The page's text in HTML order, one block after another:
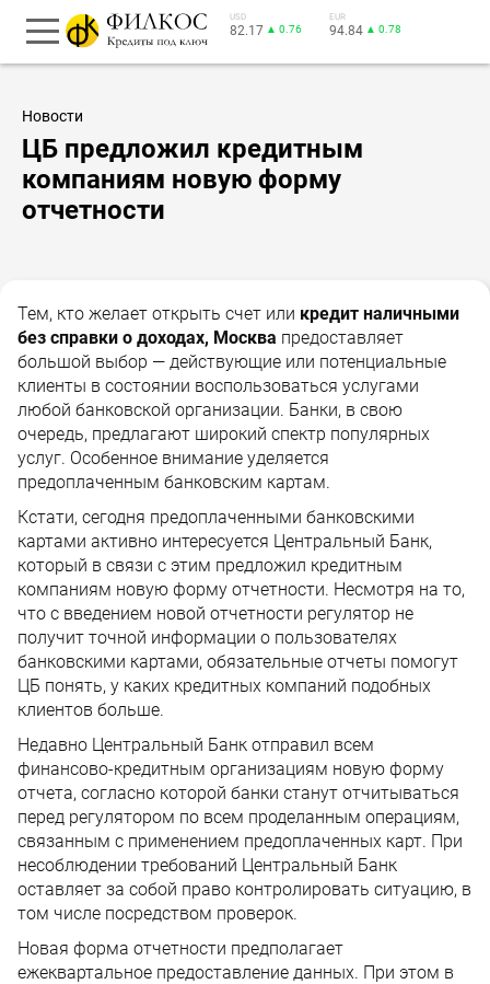
USD
82.17 ▲ 0.76
EUR
94.84 ▲ 0.78
Новости
ЦБ предложил кредитным
компаниям новую форму
отчетности
Тем, кто желает открыть счет или кредит наличными
без справки о доходах, Москва предоставляет
большой выбор — действующие или потенциальные
клиенты в состоянии воспользоваться услугами
любой банковской организации. Банки, в свою
очередь, предлагают широкий спектр популярных
услуг. Особенное внимание уделяется
предоплаченным банковским картам.
Кстати, сегодня предоплаченными банковскими
картами активно интересуется Центральный Банк,
который в связи с этим предложил кредитным
компаниям новую форму отчетности. Несмотря на то,
что с введением новой отчетности регулятор не
получит точной информации о пользователях
банковскими картами, обязательные отчеты помогут
ЦБ понять, у каких кредитных компаний подобных
клиентов больше.
Недавно Центральный Банк отправил всем
финансово-кредитным организациям новую форму
отчета, согласно которой банки станут отчитываться
перед регулятором по всем проделанным операциям,
связанным с применением предоплаченных карт. При
несоблюдении требований Центральный Банк
оставляет за собой право контролировать ситуацию, в
том числе посредством проверок.
Новая форма отчетности предполагает
ежеквартальное предоставление данных. При этом в